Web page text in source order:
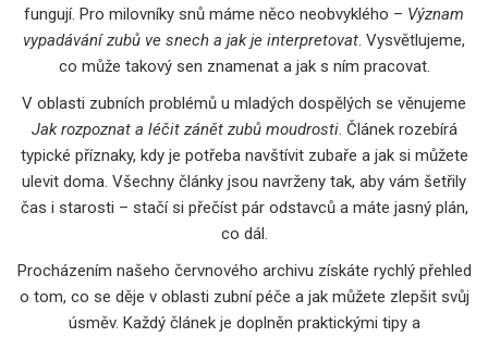
fungují. Pro milovníky snů máme něco neobvyklého – Význam
vypadávání zubů ve snech a jak je interpretovat. Vysvětlujeme,
co může takový sen znamenat a jak s ním pracovat.
V oblasti zubních problémů u mladých dospělých se věnujeme
Jak rozpoznat a léčit zánět zubů moudrosti. Článek rozebírá
typické příznaky, kdy je potřeba navštívit zubaře a jak si můžete
ulevit doma. Všechny články jsou navrženy tak, aby vám šetřily
čas i starosti – stačí si přečíst pár odstavců a máte jasný plán,
co dál.
Procházením našeho červnového archivu získáte rychlý přehled
o tom, co se děje v oblasti zubní péče a jak můžete zlepšit svůj
úsměv. Každý článek je doplněn praktickými tipy a